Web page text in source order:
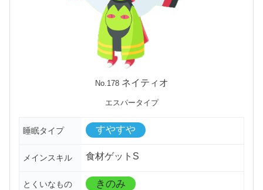
No.178ネイティオ
エスパータイプ
睡眠タイプ すやすや
メインスキル 食材ゲットS
とくいなもの きのみ